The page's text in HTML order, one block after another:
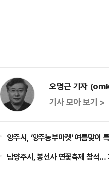
오명근 기자
기사 모아 보기 >
양주시, ‘양주농부마켓’ 여름맞이
남양주시, 봉선사 연꽃축제 참석…